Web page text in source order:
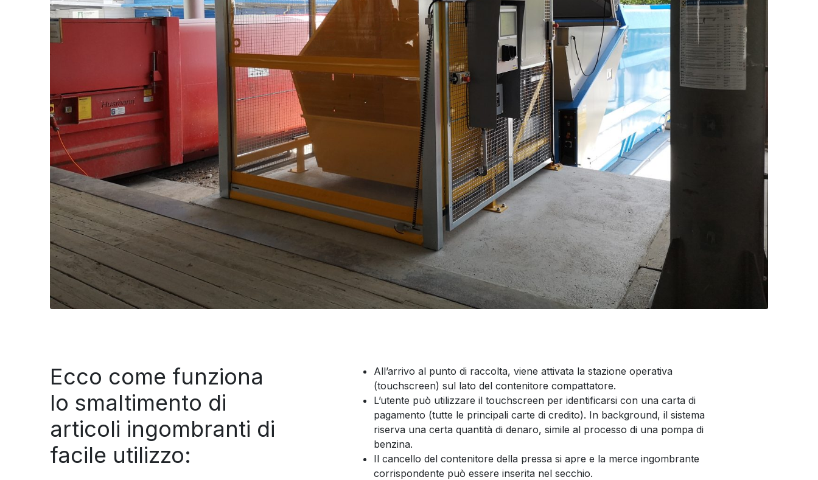
Ecco come funziona
lo smaltimento di
articoli ingombranti di
facile utilizzo:
All’arrivo al punto di raccolta, viene attivata la stazione operativa
(touchscreen) sul lato del contenitore compattatore.
L’utente può utilizzare il touchscreen per identificarsi con una carta di
pagamento (tutte le principali carte di credito). In background, il sistema
riserva una certa quantità di denaro, simile al processo di una pompa di
benzina.
Il cancello del contenitore della pressa si apre e la merce ingombrante
corrispondente può essere inserita nel secchio.